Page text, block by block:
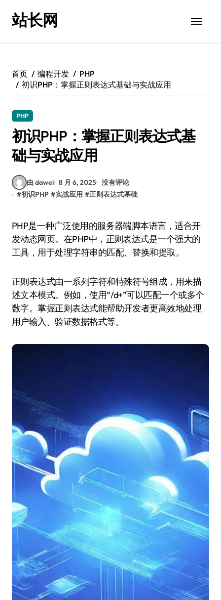
站长网
首页 编程开发
PHP
初识PHP：掌握正则表达式基础与实战应用
PHP
初识PHP：掌握正则表达式基
础与实战应用
由 dawei 8 月 6, 2025 没有评论
#初识PHP #实战应用 #正则表达式基础
PHP是一种广泛使用的服务器端脚本语言，适合开
发动态网页。在PHP中，正则表达式是一个强大的
工具，用于处理字符串的匹配、替换和提取。
正则表达式由一系列字符和特殊符号组成，用来描
述文本模式。例如，使用“/d+”可以匹配一个或多个
数字。掌握正则表达式能帮助开发者更高效地处理
用户输入、验证数据格式等。